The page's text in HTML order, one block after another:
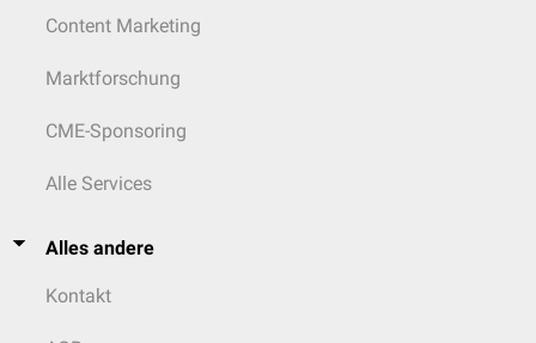
Content Marketing
Marktforschung
CME-Sponsoring
Alle Services
Alles andere
Kontakt